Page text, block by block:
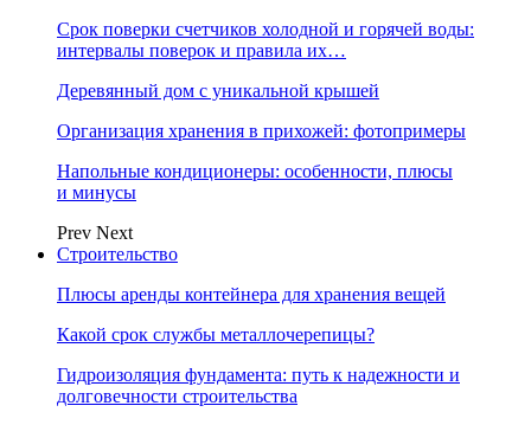
Срок поверки счетчиков холодной и горячей воды:
интервалы поверок и правила их…
Деревянный дом с уникальной крышей
Организация хранения в прихожей: фотопримеры
Напольные кондиционеры: особенности, плюсы
и минусы
Prev Next
Строительство
Плюсы аренды контейнера для хранения вещей
Какой срок службы металлочерепицы?
Гидроизоляция фундамента: путь к надежности и
долговечности строительства